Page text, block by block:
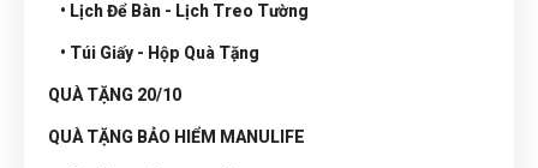
• Lịch Để Bàn - Lịch Treo Tường
• Túi Giấy - Hộp Quà Tặng
QUÀ TẶNG 20/10
QUÀ TẶNG BẢO HIỂM MANULIFE